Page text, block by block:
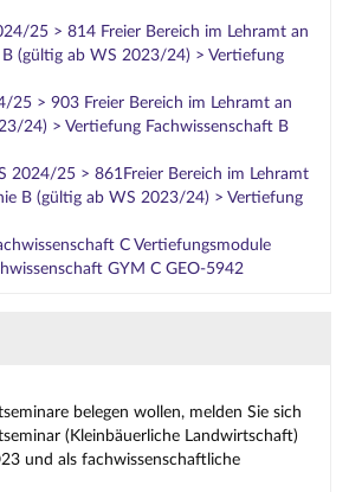
25 > 814 Freier Bereich im Lehramt an
(gültig ab WS 2023/24) > Vertiefung
25 > 903 Freier Bereich im Lehramt an
24) > Vertiefung Fachwissenschaft B
2024/25 > 861Freier Bereich im Lehramt
B (gültig ab WS 2023/24) > Vertiefung
C Vertiefungsmodule
GYM C GEO-5942
belegen wollen, melden Sie sich
(Kleinbäuerliche Landwirtschaft)
und als fachwissenschaftliche